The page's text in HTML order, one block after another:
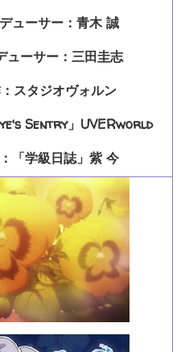
ューサー：青木 誠
ューサー：三田圭志
スタジオヴォルン
Sentry」UVERworld
「学級日誌」紫 今